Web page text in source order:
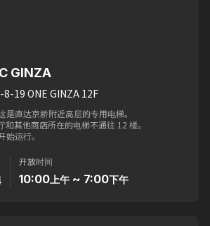
GINZA
19 ONE GINZA 12F
是直达京桥附近高层的专用电梯。
和其他商店所在的电梯不通往 12 楼。
运行。
开放时间
10:00 上午 ~ 7:00下午